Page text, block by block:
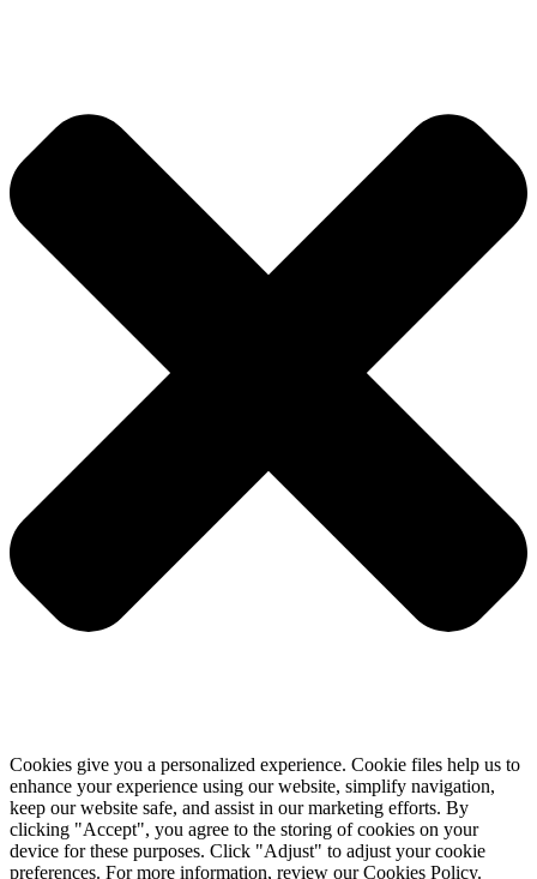
Cookies give you a personalized experience. Cookie files help us to
enhance your experience using our website, simplify navigation,
keep our website safe, and assist in our marketing efforts. By
clicking "Accept", you agree to the storing of cookies on your
device for these purposes. Click "Adjust" to adjust your cookie
preferences. For more information, review our Cookies Policy.